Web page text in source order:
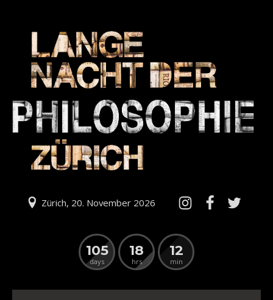
Zürich, 20. November 2026
105
days
18
hrs
12
min